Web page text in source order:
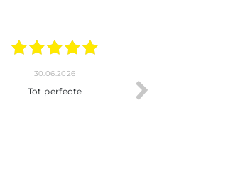
20.06.2026
Envío rápido